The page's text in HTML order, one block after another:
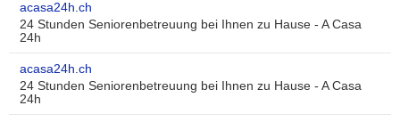
acasa24h.ch
24 Stunden Seniorenbetreuung bei Ihnen zu Hause - A Casa
24h
acasa24h.ch
24 Stunden Seniorenbetreuung bei Ihnen zu Hause - A Casa
24h